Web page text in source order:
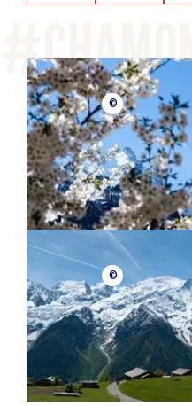
©
©